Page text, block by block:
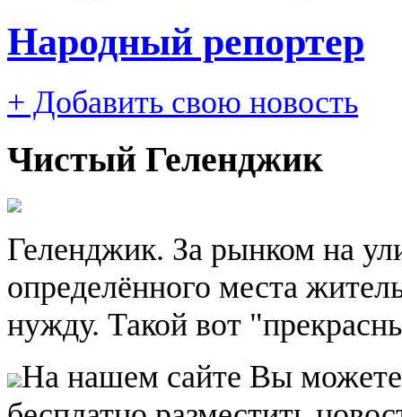
Народный репортер
+ Добавить свою новость
Чистый Геленджик
Геленджик. За рынком на
определённого места
нужду. Такой вот
На нашем сайте Вы